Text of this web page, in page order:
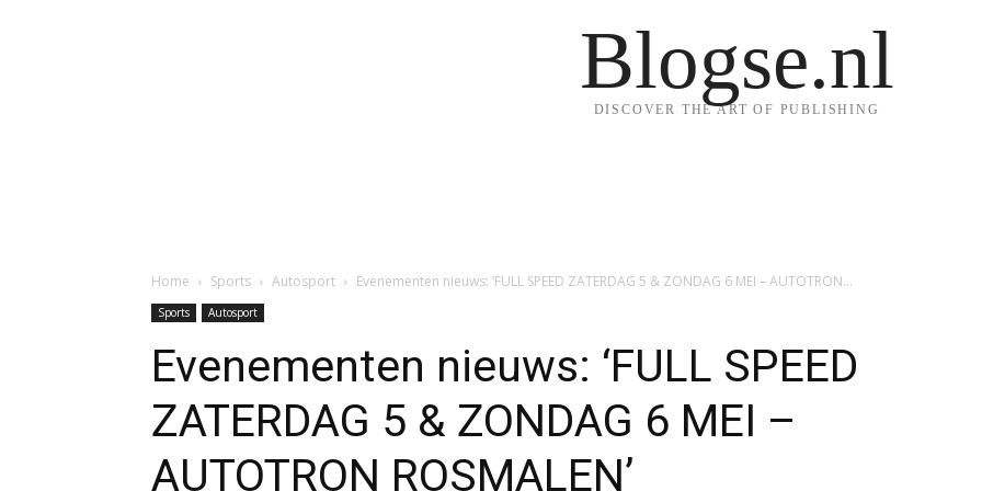
Blogse.nl
DISCOVER THE ART OF PUBLISHING
Home Sports Autosport Evenementen nieuws: ‘FULL SPEED ZATERDAG 5 & ZONDAG 6 MEI – AUTOTRON...
Sports Autosport
Evenementen nieuws: ‘FULL SPEED
ZATERDAG 5 & ZONDAG 6 MEI –
AUTOTRON ROSMALEN’